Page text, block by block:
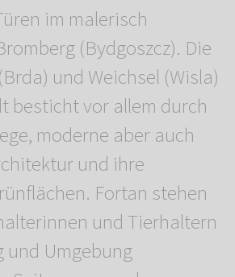
im malerisch
(Bydgoszcz). Die
und Weichsel (Wisla)
besticht vor allem durch
moderne aber auch
und ihre
Fortan stehen
und Tierhaltern
und Umgebung